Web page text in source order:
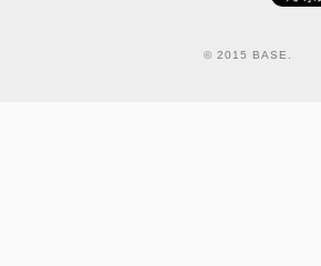
© 2015 BASE.